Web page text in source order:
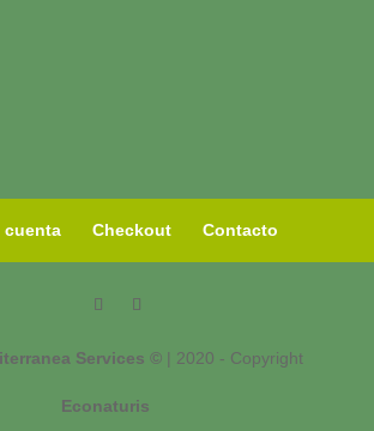
cuenta Checkout Contacto
Services © | 2020 - Copyright
Econaturis